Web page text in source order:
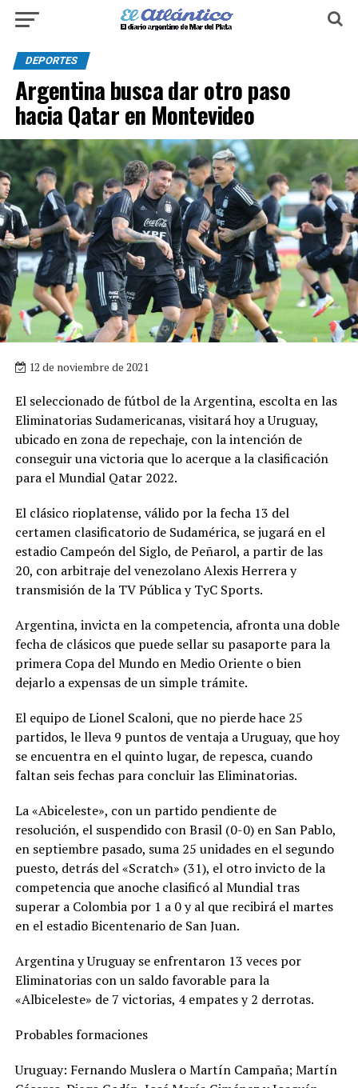
DEPORTES
Argentina busca dar otro paso
hacia Qatar en Montevideo
12 de noviembre de 2021
El seleccionado de fútbol de la Argentina, escolta en las
Eliminatorias Sudamericanas, visitará hoy a Uruguay,
ubicado en zona de repechaje, con la intención de
conseguir una victoria que lo acerque a la clasificación
para el Mundial Qatar 2022.
El clásico rioplatense, válido por la fecha 13 del
certamen clasificatorio de Sudamérica, se jugará en el
estadio Campeón del Siglo, de Peñarol, a partir de las
20, con arbitraje del venezolano Alexis Herrera y
transmisión de la TV Pública y TyC Sports.
Argentina, invicta en la competencia, afronta una doble
fecha de clásicos que puede sellar su pasaporte para la
primera Copa del Mundo en Medio Oriente o bien
dejarlo a expensas de un simple trámite.
El equipo de Lionel Scaloni, que no pierde hace 25
partidos, le lleva 9 puntos de ventaja a Uruguay, que hoy
se encuentra en el quinto lugar, de repesca, cuando
faltan seis fechas para concluir las Eliminatorias.
La «Abiceleste», con un partido pendiente de
resolución, el suspendido con Brasil (0-0) en San Pablo,
en septiembre pasado, suma 25 unidades en el segundo
puesto, detrás del «Scratch» (31), el otro invicto de la
competencia que anoche clasificó al Mundial tras
superar a Colombia por 1 a 0 y al que recibirá el martes
en el estadio Bicentenario de San Juan.
Argentina y Uruguay se enfrentaron 13 veces por
Eliminatorias con un saldo favorable para la
«Albiceleste» de 7 victorias, 4 empates y 2 derrotas.
Probables formaciones
Uruguay: Fernando Muslera o Martín Campaña; Martín